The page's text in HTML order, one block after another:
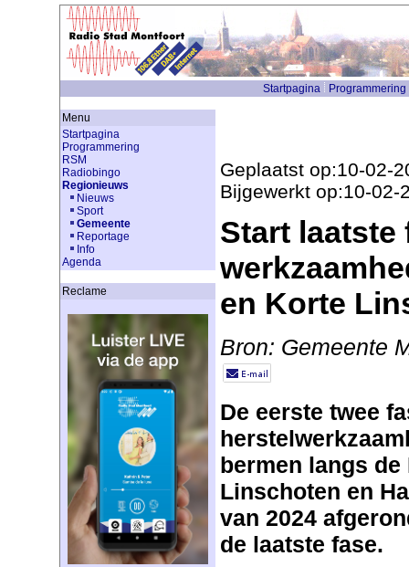
Startpagina Programmering
Menu
Startpagina
Programmering
RSM
Radiobingo
Regionieuws
Nieuws
Sport
Gemeente
Reportage
Info
Agenda
Reclame
Geplaatst op:10-02-
Bijgewerkt op:10-02-
Start laatste
en Korte
Bron: Gemeente
De eerste twee
bermen langs de
Linschoten en
van 2024
de laatste fase.